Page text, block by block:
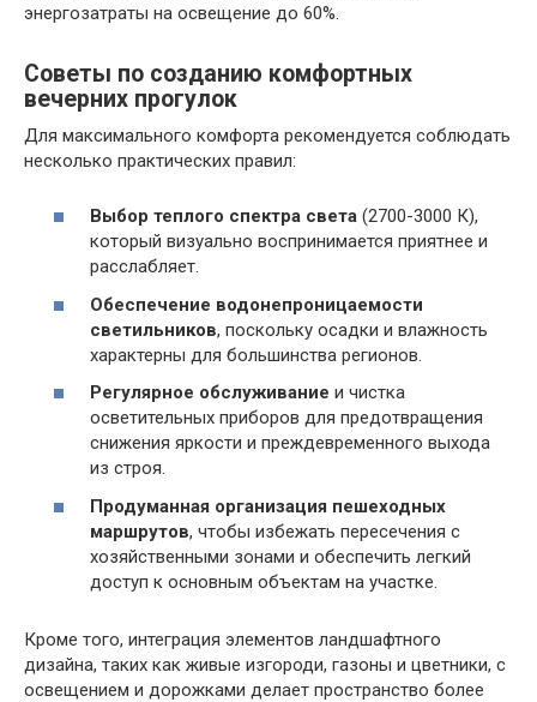
энергозатраты на освещение до 60%.
Советы по созданию комфортных
вечерних прогулок
Для максимального комфорта рекомендуется соблюдать
несколько практических правил:
Выбор теплого спектра света (2700-3000 К),
который визуально воспринимается приятнее и
расслабляет.
Обеспечение водонепроницаемости
светильников, поскольку осадки и влажность
характерны для большинства регионов.
Регулярное обслуживание и чистка
осветительных приборов для предотвращения
снижения яркости и преждевременного выхода
из строя.
Продуманная организация пешеходных
маршрутов, чтобы избежать пересечения с
хозяйственными зонами и обеспечить легкий
доступ к основным объектам на участке.
Кроме того, интеграция элементов ландшафтного
дизайна, таких как живые изгороди, газоны и цветники, с
освещением и дорожками делает пространство более